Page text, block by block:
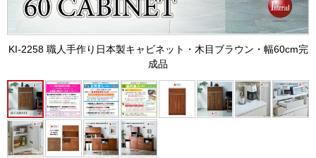
KI-2258 職人手作り日本製キャビネット・木目ブラウン・幅60cm完
成品